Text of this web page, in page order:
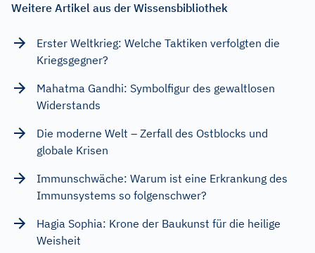
Weitere Artikel aus der Wissensbibliothek
Erster Weltkrieg: Welche Taktiken verfolgten die
Kriegsgegner?
Mahatma Gandhi: Symbolfigur des gewaltlosen
Widerstands
Die moderne Welt – Zerfall des Ostblocks und
globale Krisen
Immunschwäche: Warum ist eine Erkrankung des
Immunsystems so folgenschwer?
Hagia Sophia: Krone der Baukunst für die heilige
Weisheit